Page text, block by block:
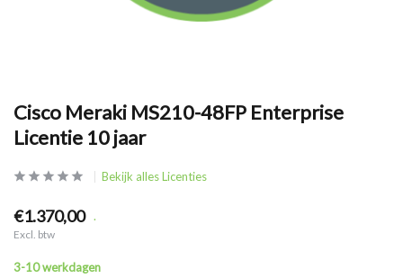
Cisco Meraki MS210-48FP Enterprise
Licentie 10 jaar
Bekijk alles Licenties
€1.370,00 .
Excl. btw
3-10 werkdagen